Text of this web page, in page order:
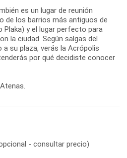
es un lugar de reunión
de los barrios más antiguos de
y el lugar perfecto para
la ciudad. Según salgas del
su plaza, verás la Acrópolis
por qué decidiste conocer
- consultar precio)